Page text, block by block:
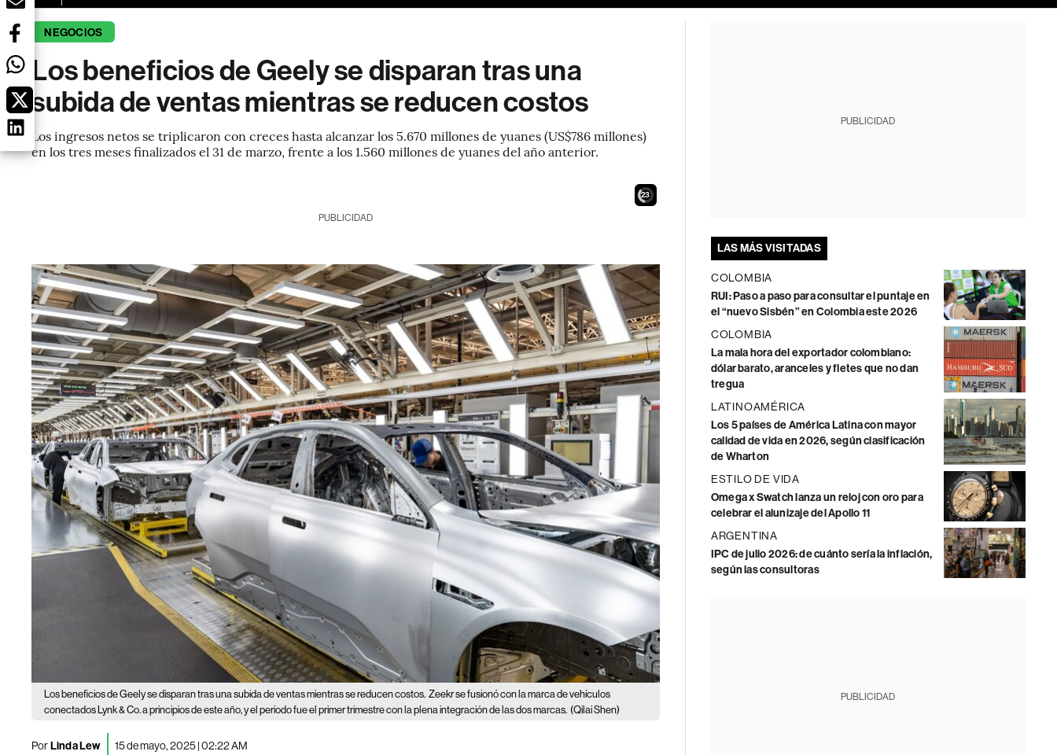
NEGOCIOS
Los beneficios de Geely se disparan tras una
subida de ventas mientras se reducen costos
Los ingresos netos se triplicaron con creces hasta alcanzar los 5.670 millones de yuanes (US$786 millones)
en los tres meses finalizados el 31 de marzo, frente a los 1.560 millones de yuanes del año anterior.
21
PUBLICIDAD
Los beneficios de Geely se disparan tras una subida de ventas mientras se reducen costos. Zeekr se fusionó con la marca de vehículos
conectados Lynk & Co. a principios de este año, y el periodo fue el primer trimestre con la plena integración de las dos marcas. (Qilai Shen)
PorLinda Lew 15 de mayo, 2025 | 02:22 AM
PUBLICIDAD
LAS MÁS VISITADAS
COLOMBIA
RUI: Paso a paso para consultar el puntaje en
el “nuevo Sisbén” en Colombia este 2026
COLOMBIA
La mala hora del exportador colombiano:
dólar barato, aranceles y fletes que no dan
tregua
LATINOAMÉRICA
Los 5 países de América Latina con mayor
calidad de vida en 2026, según clasificación
de Wharton
ESTILO DE VIDA
Omega x Swatch lanza un reloj con oro para
celebrar el alunizaje del Apollo 11
ARGENTINA
IPC de julio 2026: de cuánto sería la inflación,
según las consultoras
PUBLICIDAD